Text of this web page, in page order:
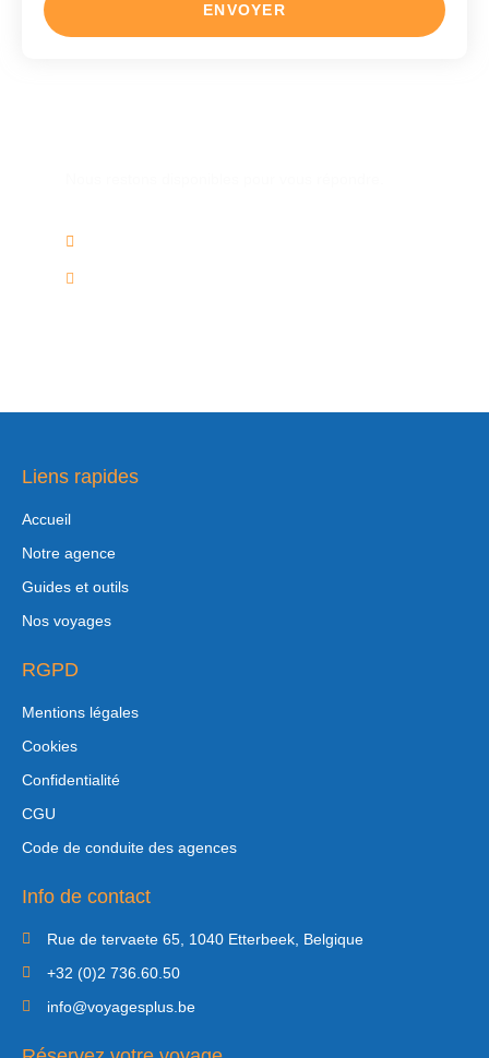
ENVOYER
Liens rapides
Accueil
Notre agence
Guides et outils
Nos voyages
RGPD
Mentions légales
Cookies
Confidentialité
CGU
Code de conduite des agences
Info de contact
Rue de tervaete 65, 1040 Etterbeek, Belgique
+32 (0)2 736.60.50
info@voyagesplus.be